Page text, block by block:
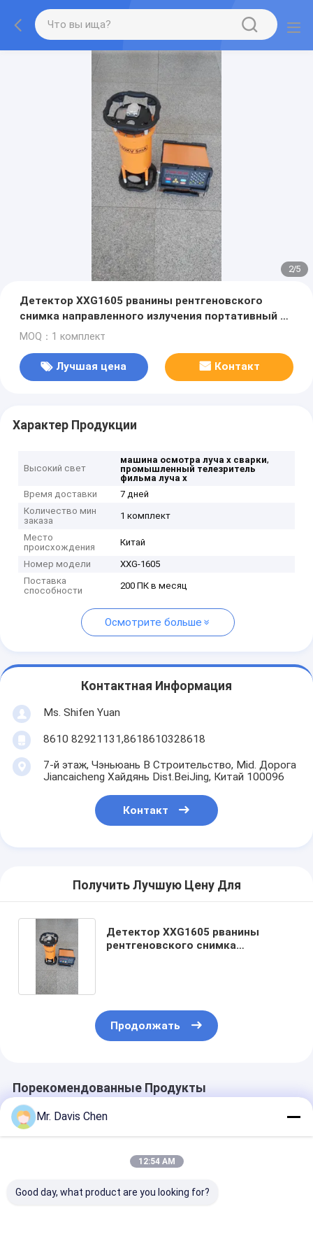
2/5
Детектор XXG1605 рванины рентгеновского
снимка направленного излучения портативный с
керамической пробкой рентгеновского снимка
MOQ：1 комплект
Лучшая цена Контакт
Характер Продукции
Высокий свет
машина осмотра луча x сварки,
промышленный телезритель
фильма луча x
Время доставки
7 дней
Количество мин
заказа
1 комплект
Место
происхождения
Китай
Номер модели
XXG-1605
Поставка
способности
200 ПК в месяц
Осмотрите больше
Контактная Информация
Ms. Shifen Yuan
8610 82921131,8618610328618
7-й этаж, Чэньюань B Строительство, Mid. Дорога
Jiancaicheng Хайдянь Dist.BeiJing, Китай 100096
Контакт
Получить Лучшую Цену Для
Детектор XXG1605 рванины
рентгеновского снимка
Продолжать
Порекомендованные Продукты
Mr. Davis Chen
12:54 AM
Good day, what product are you looking for?